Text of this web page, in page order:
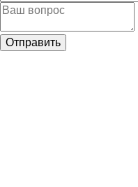
Отправить